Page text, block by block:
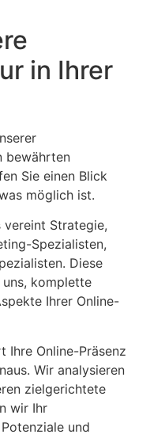
in Ihrer
bewährten
Sie einen Blick
möglich ist.
vereint Strategie,
Spezialisten,
Diese
komplette
Ihrer Online-
Ihre Online-Präsenz
Wir analysieren
zielgerichtete
wir Ihr
und